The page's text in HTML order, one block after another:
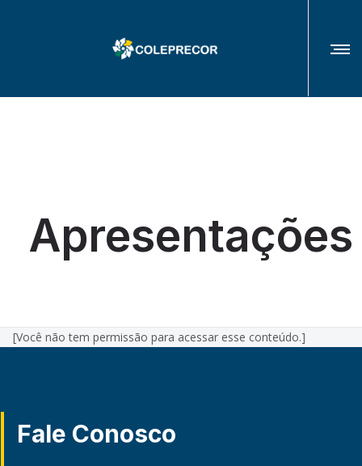
Apresentações
[Você não tem permissão para acessar esse conteúdo.]
Fale Conosco